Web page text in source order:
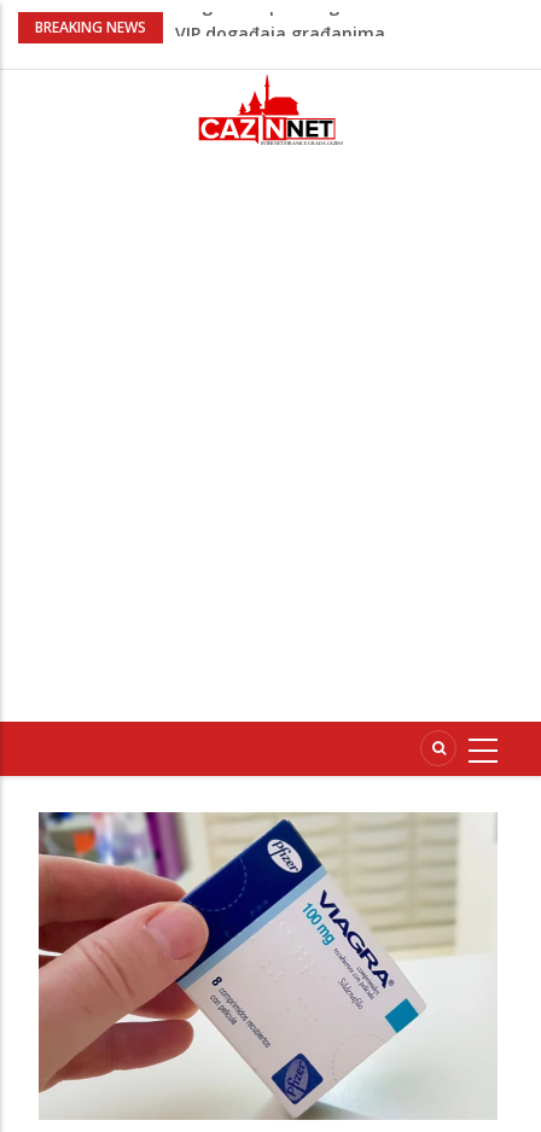
BREAKING NEWS
Sarajevo ipak u Mostaru igra
Premijer lige BiH
Lepa Brena pala na koncertu u Budvi
nakon kultnog zamaha nogom: "Nisi bio